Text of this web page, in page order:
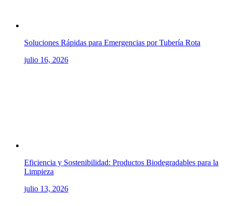
Soluciones Rápidas para Emergencias por Tubería Rota
julio 16, 2026
Eficiencia y Sostenibilidad: Productos Biodegradables para la
Limpieza
julio 13, 2026